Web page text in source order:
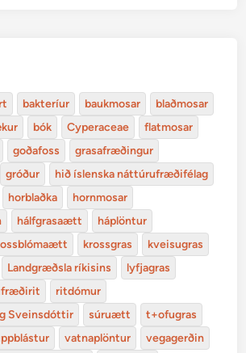
bakteríur baukmosar
blaðmosar
bók Cyperaceae
flatmosar
goðafoss
grasafræðingur
gróður
hið íslenska náttúrufræðifélag
horblaðka
hornmosar
hálfgrasaætt
háplöntur
krossgras
kveisugras
Landgræðsla ríkisins
lyfjagras
ritdómur
Sveinsdóttir
súruætt
t+ofugras
vatnaplöntur
vegagerðin